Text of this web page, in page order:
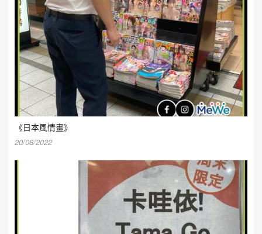
《日本風情畫》
20/08/2022